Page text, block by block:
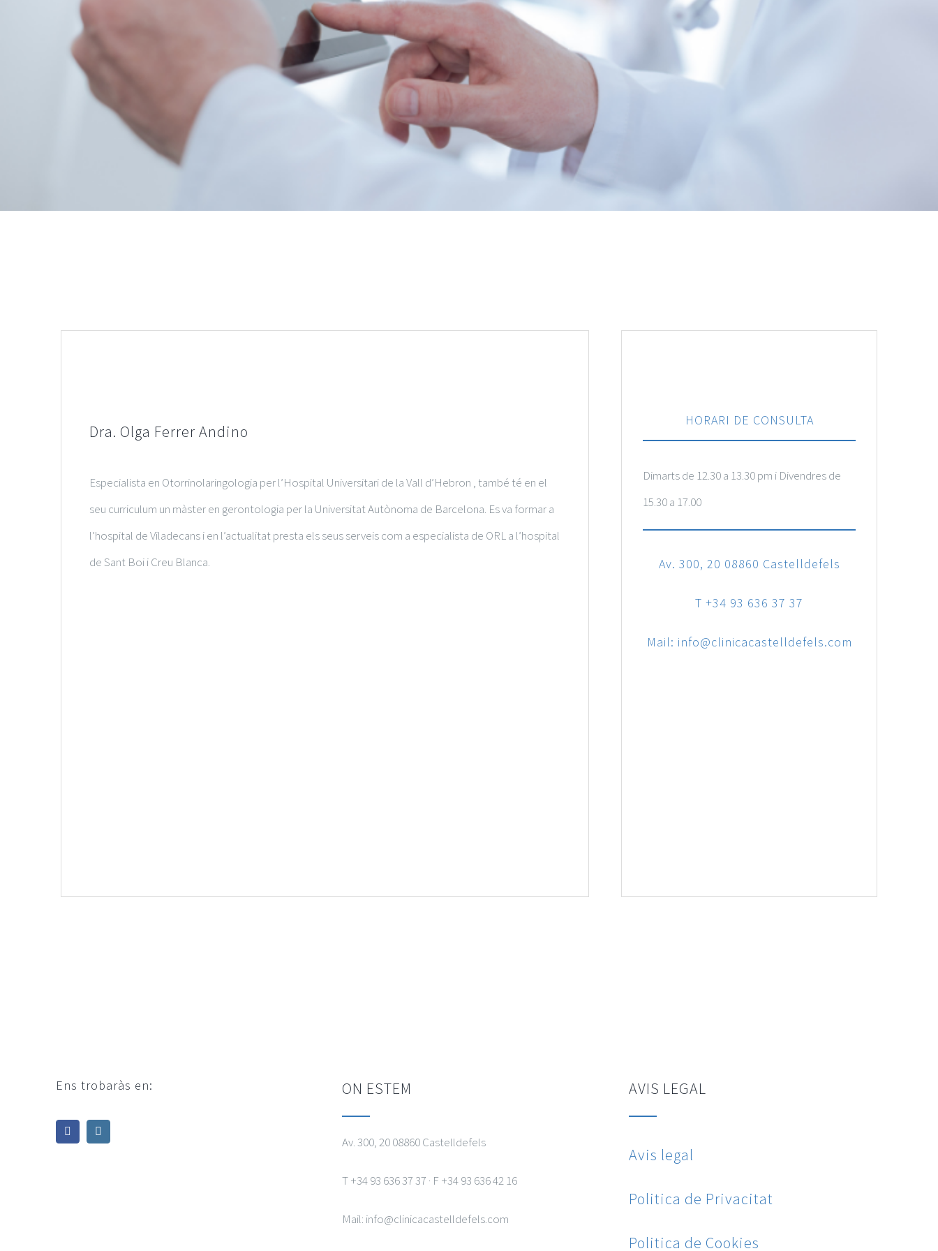
Dra. Olga Ferrer Andino
Especialista en Otorrinolaringologia per l’Hospital Universitari de la Vall d’Hebron , també té en el
seu curriculum un màster en gerontologia per la Universitat Autònoma de Barcelona. Es va formar a
l’hospital de Viladecans i en l’actualitat presta els seus serveis com a especialista de ORL a l’hospital
de Sant Boi i Creu Blanca.
HORARI DE CONSULTA
Dimarts de 12.30 a 13.30 pm i Divendres de
15.30 a 17.00
Av. 300, 20 08860 Castelldefels
T +34 93 636 37 37
Mail: info@clinicacastelldefels.com
Ens trobaràs en: ON ESTEM
Av. 300, 20 08860 Castelldefels
T +34 93 636 37 37 · F +34 93 636 42 16
Mail: info@clinicacastelldefels.com
AVIS LEGAL
Avis legal
Politica de Privacitat
Politica de Cookies